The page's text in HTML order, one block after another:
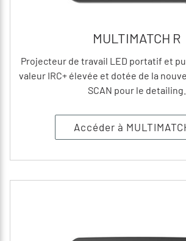
MULTIMATCH R
Projecteur de travail LED portatif et
valeur IRC+ élevée et dotée de la
SCAN pour le detailing.
Accéder à